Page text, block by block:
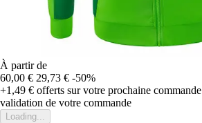
À partir de
60,00 € 29,73 € -50%
+1,49 € offerts sur votre prochaine commande
validation de votre commande
Loading...